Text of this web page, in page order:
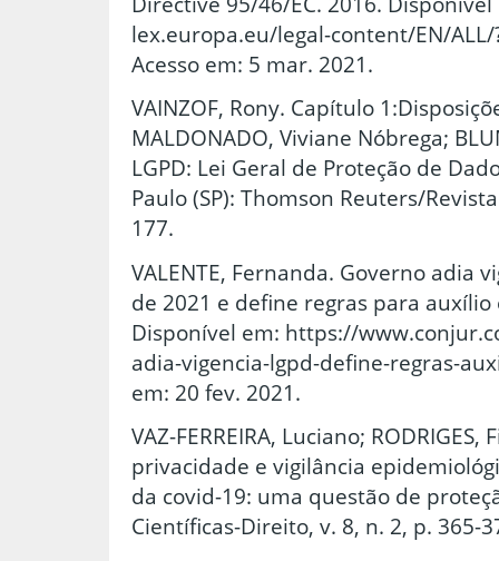
lex.europa.eu/legal-content/EN/
Acesso em: 5 mar. 2021.
VAINZOF, Rony. Capítulo
MALDONADO, Viviane Nóbrega;
LGPD: Lei Geral de Proteção de
Paulo (SP): Thomson Reuters/
177.
VALENTE, Fernanda. Governo adia
de 2021 e define regras para
Disponível em: https://
adia-vigencia-lgpd-define-regras-
em: 20 fev. 2021.
VAZ-FERREIRA, Luciano;
privacidade e vigilância
da covid-19: uma questão de
Científicas-Direito, v. 8, n. 2, p. 365-